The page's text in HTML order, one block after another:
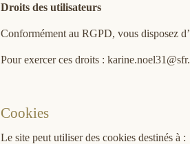
Droits des utilisateurs
Conformément au RGPD, vous disposez
Pour exercer ces droits :
Cookies
Le site peut utiliser des cookies destinés à :